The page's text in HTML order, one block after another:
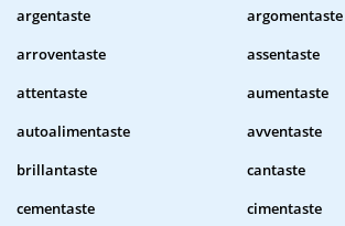
argentaste
argomentaste
arroventaste
assentaste
attentaste
aumentaste
autoalimentaste
avventaste
brillantaste
cantaste
cementaste
cimentaste